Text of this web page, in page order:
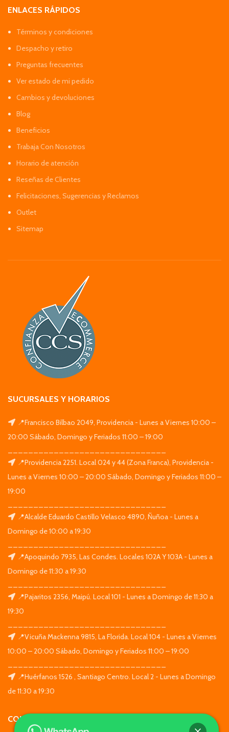
ENLACES RÁPIDOS
Términos y condiciones
Despacho y retiro
Preguntas frecuentes
Ver estado de mi pedido
Cambios y devoluciones
Blog
Beneficios
Trabaja Con Nosotros
Horario de atención
Reseñas de Clientes
Felicitaciones, Sugerencias y Reclamos
Outlet
Sitemap
SUCURSALES Y HORARIOS
📍Francisco Bilbao 2049, Providencia - Lunes a Viernes 10:00 –
20:00 Sábado, Domingo y Feriados 11:00 – 19:00
📍Providencia 2251. Local 024 y 44 (Zona Franca), Providencia -
Lunes a Viernes 10:00 – 20:00 Sábado, Domingo y Feriados 11:00 –
19:00
📍Alcalde Eduardo Castillo Velasco 4890, Ñuñoa - Lunes a
Domingo de 10:00 a 19:30
📍Apoquindo 7935, Las Condes. Locales 102A Y 103A - Lunes a
Domingo de 11:30 a 19:30
📍Pajaritos 2356, Maipú. Local 101 - Lunes a Domingo de 11:30 a
19:30
📍Vicuña Mackenna 9815, La Florida. Local 104 - Lunes a Viernes
10:00 – 20:00 Sábado, Domingo y Feriados 11:00 – 19:00
📍Huérfanos 1526 , Santiago Centro. Local 2 - Lunes a Domingo
de 11:30 a 19:30
CONTACTO